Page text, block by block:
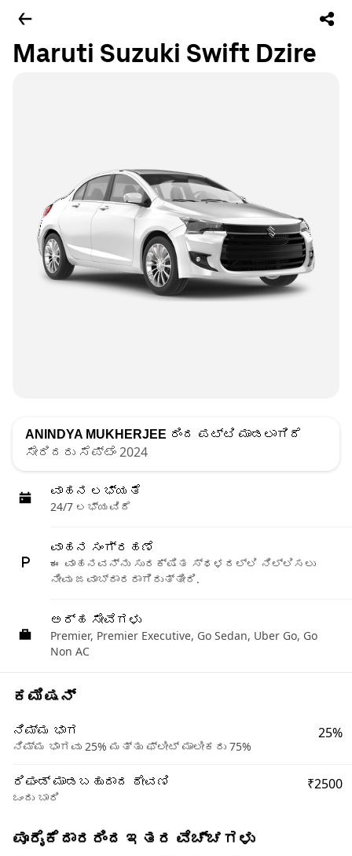
Maruti Suzuki Swift Dzire
ANINDYA MUKHERJEE ರಿಂದ ಪಟ್ಟಿ ಮಾಡಲಾಗಿದೆ
ಸೇರಿದರು ಸೆಪ್ಟೆಂ 2024
ವಾಹನ ಲಭ್ಯತೆ
24/7 ಲಭ್ಯವಿದೆ
ವಾಹನ ಸಂಗ್ರಹಣೆ
ಈ ವಾಹನವನ್ನು ಸುರಕ್ಷಿತ ಸ್ಥಳದಲ್ಲಿ ನಿಲ್ಲಿಸಲು
ನೀವು ಜವಾಬ್ದಾರರಾಗಿರುತ್ತೀರಿ.
ಅರ್ಹ ಸೇವೆಗಳು
Premier, Premier Executive, Go Sedan, Uber Go, Go
Non AC
ಕಮಿಷನ್
ನಿಮ್ಮ ಭಾಗ
ನಿಮ್ಮ ಭಾಗವು 25% ಮತ್ತು ಫ್ಲೀಟ್ ಮಾಲೀಕರು 75%
25%
ರಿಫಂಡ್ ಮಾಡಬಹುದಾದ ಠೇವಣಿ
ಒಂದು ಬಾರಿ
₹2500
ಪೂರೈಕೆದಾರರಿಂದ ಇತರ ವೆಚ್ಚಗಳು